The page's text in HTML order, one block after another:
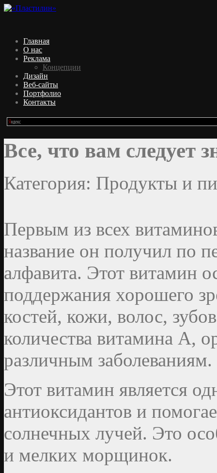
Главная
О нас
Реклама
Концепции
Дизайн
Веб-сайты
Портфолио
Контакты
Все, что вам следует
Категория: Продукты и
Первым из всех
название он получил по
алфавита. Этот витамин
поддержания хорошего
костей, кожи, волос,
количества витамина А,
различным заболеваниям.
Этот витамин является
антиоксидантов и
солнечных лучей. Это
и мелких морщинок.